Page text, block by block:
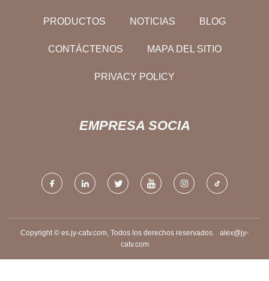
PRODUCTOS NOTICIAS BLOG
CONTÁCTENOS MAPA DEL SITIO
PRIVACY POLICY
EMPRESA SOCIA
Copyright © es.jy-catv.com, Todos los derechos reservados. alex@jy-
catv.com